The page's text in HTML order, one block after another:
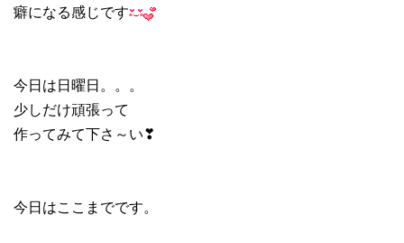
癖になる感じです
今日は日曜日。。。
少しだけ頑張って
作ってみて下さ～い❣
今日はここまでです。